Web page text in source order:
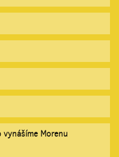
Morenu